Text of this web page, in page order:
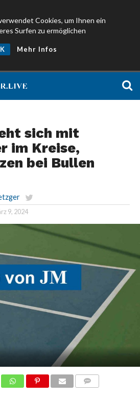
Cookies, um Ihnen ein
Surfen zu ermöglichen
Mehr Infos
sich mit
im Kreise,
bei Bullen
9, 2024